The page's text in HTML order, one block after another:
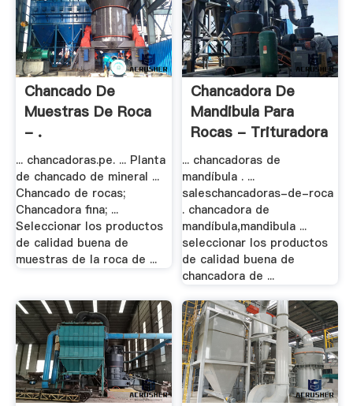
Chancado De
Muestras De Roca
- .
... chancadoras.pe. ... Planta
de chancado de mineral ...
Chancado de rocas;
Chancadora fina; ...
Seleccionar los productos
de calidad buena de
muestras de la roca de ...
Chancadora De
Mandibula Para
Rocas - Trituradora
.
... chancadoras de
mandíbula . ...
saleschancadoras-de-roca
. chancadora de
mandíbula,mandibula ...
seleccionar los productos
de calidad buena de
chancadora de ...